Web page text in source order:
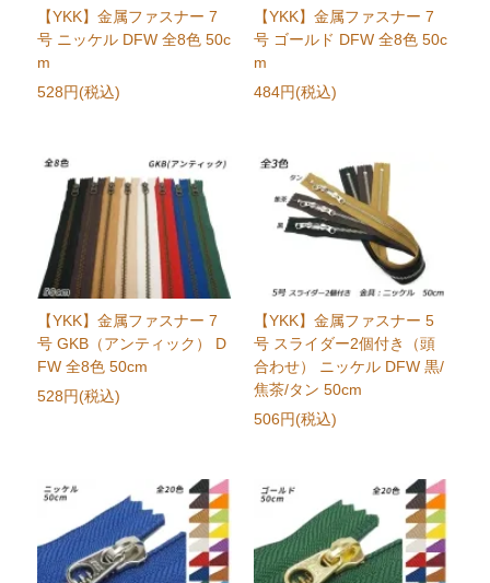
【YKK】金属ファスナー 7
号 ニッケル DFW 全8色 50c
m
528円(税込)
【YKK】金属ファスナー 7
号 ゴールド DFW 全8色 50c
m
484円(税込)
【YKK】金属ファスナー 7
号 GKB（アンティック） D
FW 全8色 50cm
528円(税込)
【YKK】金属ファスナー 5
号 スライダー2個付き（頭
合わせ） ニッケル DFW 黒/
焦茶/タン 50cm
506円(税込)